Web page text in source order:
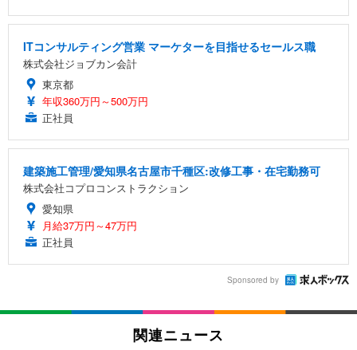
ITコンサルティング営業 マーケターを目指せるセールス職
株式会社ジョブカン会計
東京都
年収360万円～500万円
正社員
建築施工管理/愛知県名古屋市千種区:改修工事・在宅勤務可
株式会社コプロコンストラクション
愛知県
月給37万円～47万円
正社員
Sponsored by
関連ニュース